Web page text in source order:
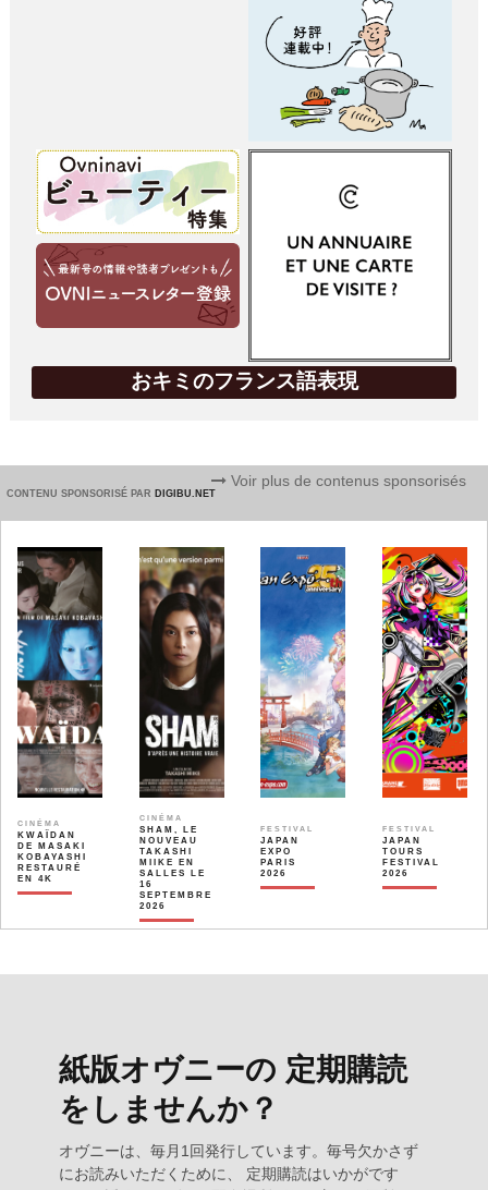
おキミのフランス語表現
CONTENU SPONSORISÉ PAR DIGIBU.NET
Voir plus de contenus sponsorisés
CINÉMA
KWAÏDAN
DE MASAKI
KOBAYASHI
RESTAURÉ
EN 4K
CINÉMA
SHAM, LE
NOUVEAU
TAKASHI
MIIKE EN
SALLES LE
16
SEPTEMBRE
2026
FESTIVAL
JAPAN
EXPO
PARIS
2026
FESTIVAL
JAPAN
TOURS
FESTIVAL
2026
紙版オヴニーの 定期購読
をしませんか？
オヴニーは、毎月1回発行しています。毎号欠かさず
にお読みいただくために、 定期購読はいかがです